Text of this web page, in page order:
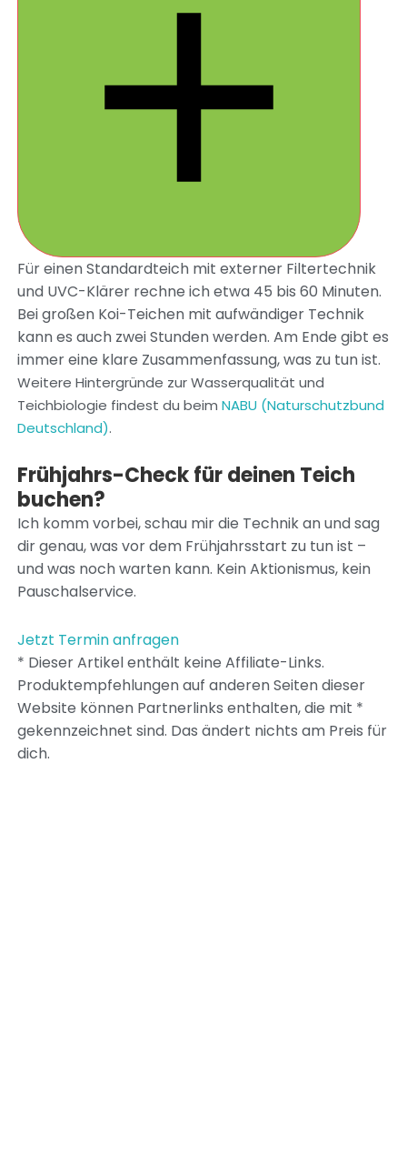
Für einen Standardteich mit externer Filtertechnik
und UVC-Klärer rechne ich etwa 45 bis 60 Minuten.
Bei großen Koi-Teichen mit aufwändiger Technik
kann es auch zwei Stunden werden. Am Ende gibt es
immer eine klare Zusammenfassung, was zu tun ist.
Weitere Hintergründe zur Wasserqualität und
Teichbiologie findest du beim NABU (Naturschutzbund
Deutschland).
Frühjahrs-Check für deinen Teich
buchen?
Ich komm vorbei, schau mir die Technik an und sag
dir genau, was vor dem Frühjahrsstart zu tun ist –
und was noch warten kann. Kein Aktionismus, kein
Pauschalservice.
Jetzt Termin anfragen
* Dieser Artikel enthält keine Affiliate-Links.
Produktempfehlungen auf anderen Seiten dieser
Website können Partnerlinks enthalten, die mit *
gekennzeichnet sind. Das ändert nichts am Preis für
dich.